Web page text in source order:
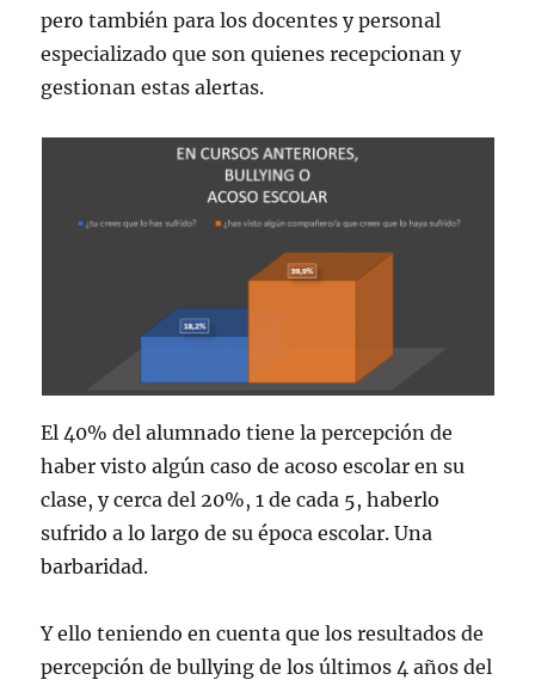
pero también para los docentes y personal
especializado que son quienes recepcionan y
gestionan estas alertas.
El 40% del alumnado tiene la percepción de
haber visto algún caso de acoso escolar en su
clase, y cerca del 20%, 1 de cada 5, haberlo
sufrido a lo largo de su época escolar. Una
barbaridad.
Y ello teniendo en cuenta que los resultados de
percepción de bullying de los últimos 4 años del